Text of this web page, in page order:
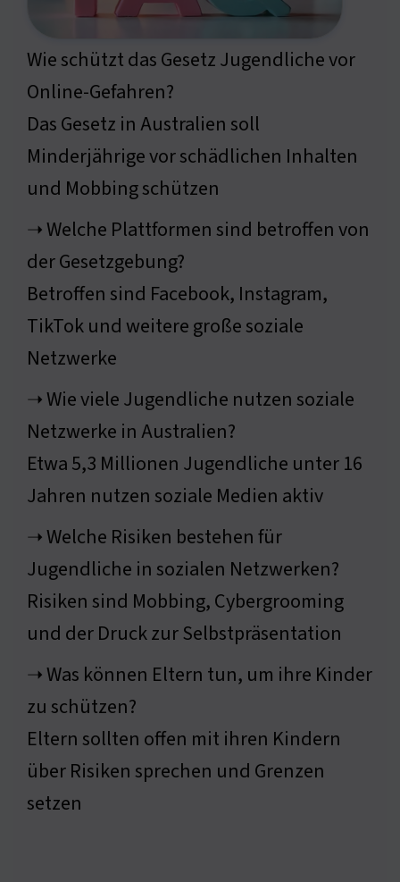
Wie schützt das Gesetz Jugendliche vor
Online-Gefahren?
Das Gesetz in Australien soll
Minderjährige vor schädlichen Inhalten
und Mobbing schützen
➝ Welche Plattformen sind betroffen von
der Gesetzgebung?
Betroffen sind Facebook, Instagram,
TikTok und weitere große soziale
Netzwerke
➝ Wie viele Jugendliche nutzen soziale
Netzwerke in Australien?
Etwa 5,3 Millionen Jugendliche unter 16
Jahren nutzen soziale Medien aktiv
➝ Welche Risiken bestehen für
Jugendliche in sozialen Netzwerken?
Risiken sind Mobbing, Cybergrooming
und der Druck zur Selbstpräsentation
➝ Was können Eltern tun, um ihre Kinder
zu schützen?
Eltern sollten offen mit ihren Kindern
über Risiken sprechen und Grenzen
setzen